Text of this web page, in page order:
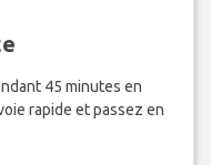
45 minutes en
rapide et passez en